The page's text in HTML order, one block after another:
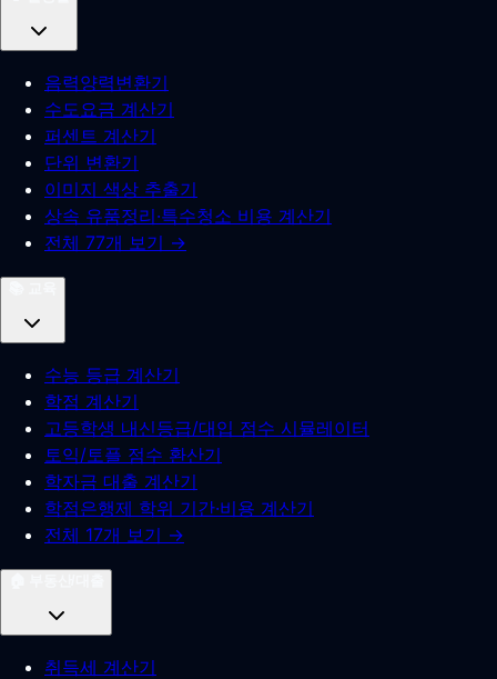
음력양력변환기
수도요금 계산기
퍼센트 계산기
단위 변환기
이미지 색상 추출기
상속 유품정리·특수청소 비용 계산기
전체 77개 보기 →
수능 등급 계산기
학점 계산기
고등학생 내신등급/대입 점수 시뮬레이터
토익/토플 점수 환산기
학자금 대출 계산기
학점은행제 학위 기간·비용 계산기
전체 17개 보기 →
취득세 계산기